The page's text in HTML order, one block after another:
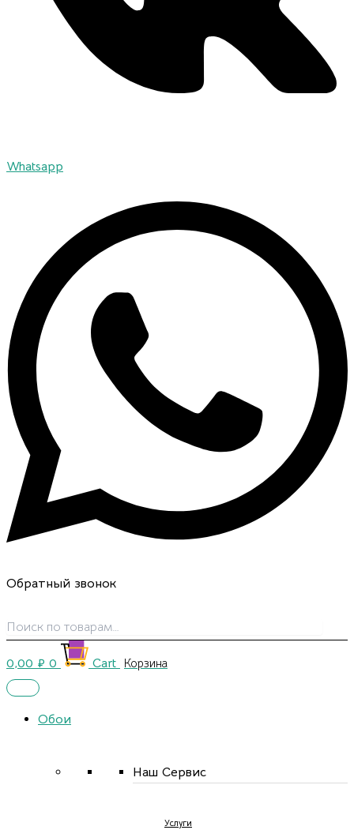
Whatsapp
Обратный звонок
0,00 ₽ 0 Cart
Обои
Наш Сервис
Услуги